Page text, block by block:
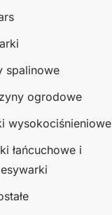
spalinowe
ogrodowe
wysokociśnieniowe
łańcuchowe i